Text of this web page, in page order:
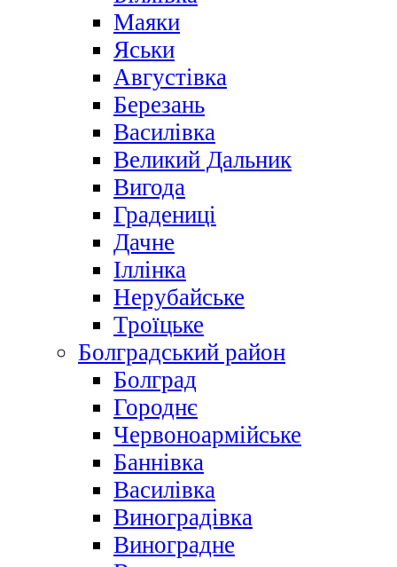
Маяки
Яськи
Августівка
Березань
Василівка
Великий Дальник
Вигода
Градениці
Дачне
Іллінка
Нерубайське
Троїцьке
Болградський район
Болград
Городнє
Червоноармійське
Баннівка
Василівка
Виноградівка
Виноградне